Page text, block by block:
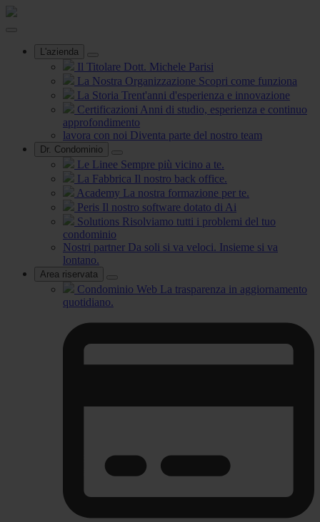
L'azienda
Il Titolare Dott. Michele Parisi
La Nostra Organizzazione Scopri come funziona
La Storia Trent'anni d'esperienza e innovazione
Certificazioni Anni di studio, esperienza e continuo
approfondimento
lavora con noi Diventa parte del nostro team
Dr. Condominio
Le Linee Sempre più vicino a te.
La Fabbrica Il nostro back office.
Academy La nostra formazione per te.
Peris Il nostro software dotato di Ai
Solutions Risolviamo tutti i problemi del tuo
condominio
Nostri partner Da soli si va veloci. Insieme si va
lontano.
Area riservata
Condominio Web La trasparenza in aggiornamento
quotidiano.